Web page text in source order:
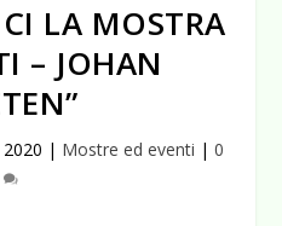
LA MOSTRA
– JOHAN
| Mostre ed eventi | 0